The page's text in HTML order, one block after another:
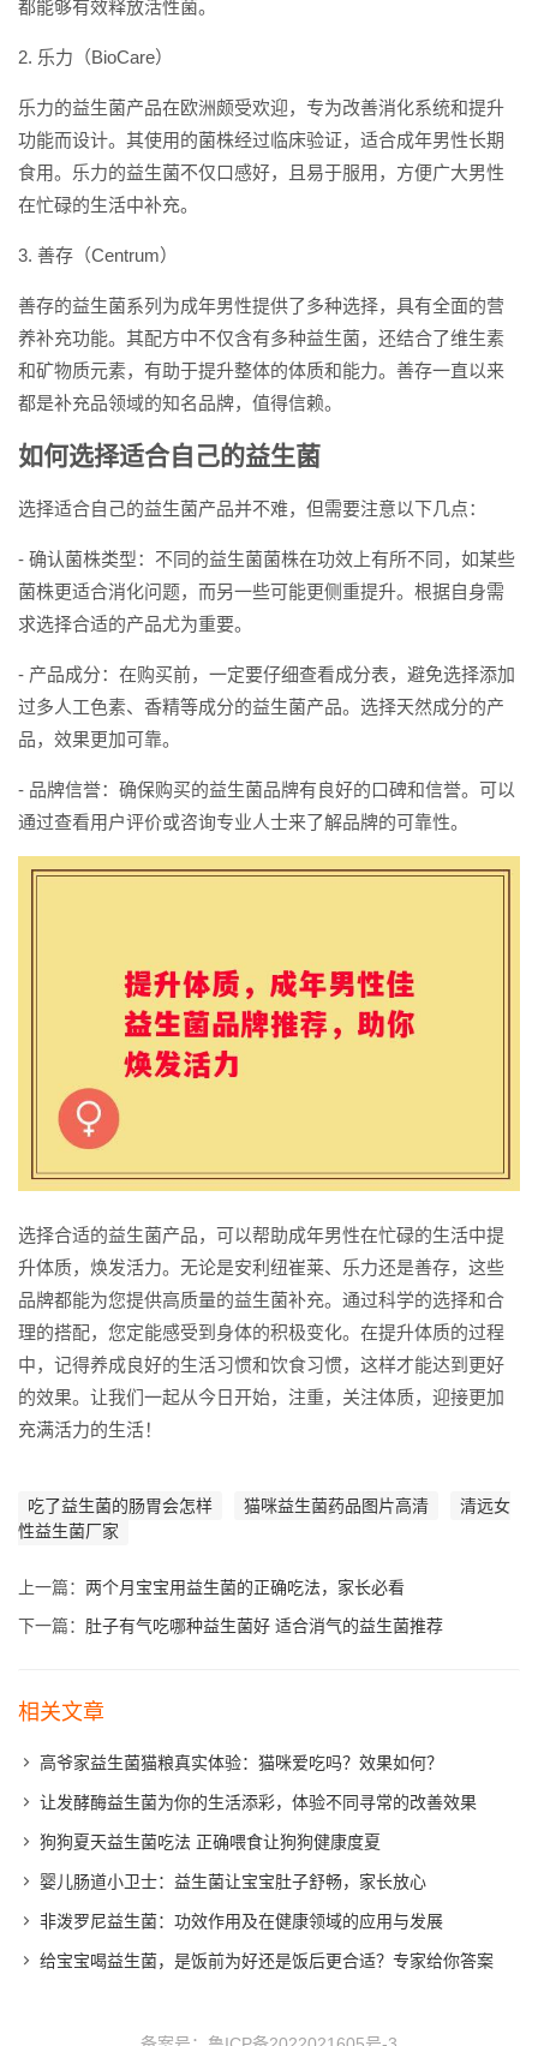
都能够有效释放活性菌。
2. 乐力（BioCare）
乐力的益生菌产品在欧洲颇受欢迎，专为改善消化系统和提升
功能而设计。其使用的菌株经过临床验证，适合成年男性长期
食用。乐力的益生菌不仅口感好，且易于服用，方便广大男性
在忙碌的生活中补充。
3. 善存（Centrum）
善存的益生菌系列为成年男性提供了多种选择，具有全面的营
养补充功能。其配方中不仅含有多种益生菌，还结合了维生素
和矿物质元素，有助于提升整体的体质和能力。善存一直以来
都是补充品领域的知名品牌，值得信赖。
如何选择适合自己的益生菌
选择适合自己的益生菌产品并不难，但需要注意以下几点：
- 确认菌株类型：不同的益生菌菌株在功效上有所不同，如某些
菌株更适合消化问题，而另一些可能更侧重提升。根据自身需
求选择合适的产品尤为重要。
- 产品成分：在购买前，一定要仔细查看成分表，避免选择添加
过多人工色素、香精等成分的益生菌产品。选择天然成分的产
品，效果更加可靠。
- 品牌信誉：确保购买的益生菌品牌有良好的口碑和信誉。可以
通过查看用户评价或咨询专业人士来了解品牌的可靠性。
选择合适的益生菌产品，可以帮助成年男性在忙碌的生活中提
升体质，焕发活力。无论是安利纽崔莱、乐力还是善存，这些
品牌都能为您提供高质量的益生菌补充。通过科学的选择和合
理的搭配，您定能感受到身体的积极变化。在提升体质的过程
中，记得养成良好的生活习惯和饮食习惯，这样才能达到更好
的效果。让我们一起从今日开始，注重，关注体质，迎接更加
充满活力的生活！
吃了益生菌的肠胃会怎样 猫咪益生菌药品图片高清
清远女
性益生菌厂家
上一篇： 两个月宝宝用益生菌的正确吃法，家长必看
下一篇： 肚子有气吃哪种益生菌好 适合消气的益生菌推荐
相关文章
高爷家益生菌猫粮真实体验：猫咪爱吃吗？效果如何？
让发酵酶益生菌为你的生活添彩，体验不同寻常的改善效果
狗狗夏天益生菌吃法 正确喂食让狗狗健康度夏
婴儿肠道小卫士：益生菌让宝宝肚子舒畅，家长放心
非泼罗尼益生菌：功效作用及在健康领域的应用与发展
给宝宝喝益生菌，是饭前为好还是饭后更合适？专家给你答案